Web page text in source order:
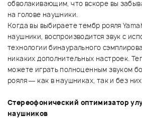
обволакивающим, что вскоре вы
на голове наушники.
Когда вы выбираете тембр рояля
наушники, воспроизводится звук с
технологии бинаурального
никаких дополнительных настроек.
можете играть полноценным звуком
рояля — как в наушниках, так и без
Стереофонический оптимизатор
наушников